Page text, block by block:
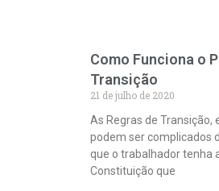
10
mg
ou
20
mg)
e
é
eficaz
nos
Como Funciona o
Transição
21 de julho de 2020
As Regras de Transição,
podem ser complicados
que o trabalhador tenha
Constituição que